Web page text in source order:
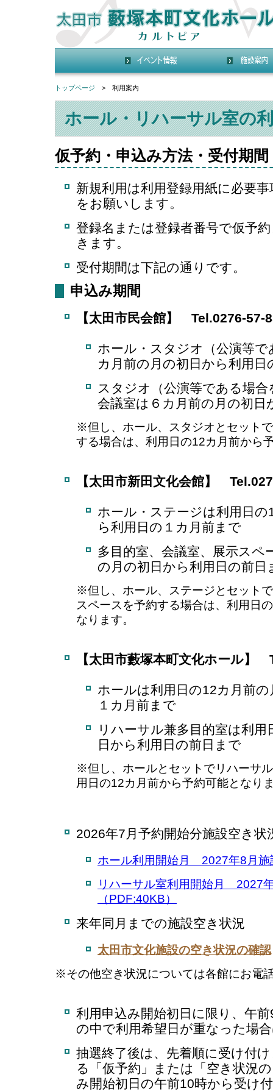
トップページ > 利用案内
ホール・リハーサル室の
仮予約・申込み方法・受付期間
新規利用は利用登録用紙に必要
をお願いします。
登録名または登録者番号で仮予
きます。
受付期間は下記の通りです。
申込み期間
【太田市民会館】 Tel.0276-57-
ホール・スタジオ（公演等
カ月前の月の初日から利用日
スタジオ（公演等である場
会議室は６カ月前の月の初日
※但し、ホール、スタジオとセット
する場合は、利用日の12カ月前から
【太田市新田文化会館】
ホール・ステージは利用日
ら利用日の１カ月前まで
多目的室、会議室、展示スペ
の月の初日から利用日の前日
※但し、ホール、ステージとセット
スペースを予約する場合は、利用日
なります。
【太田市藪塚本町文化ホール】
ホールは利用日の12カ月前
１カ月前まで
リハーサル兼多目的室は利
日から利用日の前日まで
※但し、ホールとセットでリハーサ
用日の12カ月前から予約可能となり
2026年7月予約開始分施設空き状
ホール利用開始月 2027年8月施
リハーサル室利用開始月 2027
（PDF:40KB）
来年同月までの施設空き状況
太田市文化施設の空き状況の確認
※その他空き状況については各館にお電
利用申込み開始初日に限り、午
の中で利用希望日が重なった場
抽選終了後は、先着順に受け付
る「仮予約」または「空き状況
み開始初日の午前10時から受け